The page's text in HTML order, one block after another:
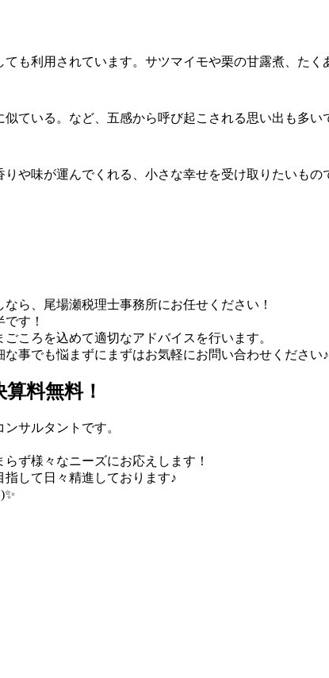
も利用されています。サツマイモや栗の甘露煮、た
ている。など、五感から呼び起こされる思い出も多い
や味が運んでくれる、小さな幸せを受け取りたいもの
ら、尾場瀬税理士事務所にお任せください！
す！
ころを込めて適切なアドバイスを行います。
事でも悩まずにまずはお気軽にお問い合わせください♪
料無料！
サルタントです。
ず様々なニーズにお応えします！
して日々精進しております♪